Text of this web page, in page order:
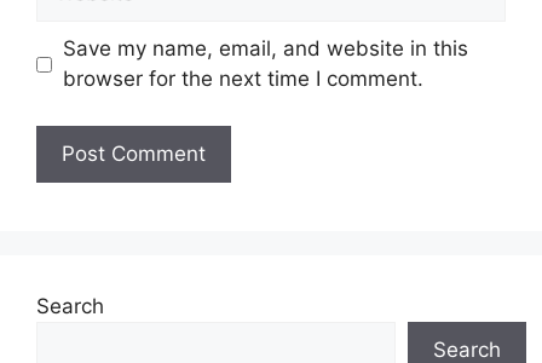
Save my name, email, and website in this
browser for the next time I comment.
Search
Search